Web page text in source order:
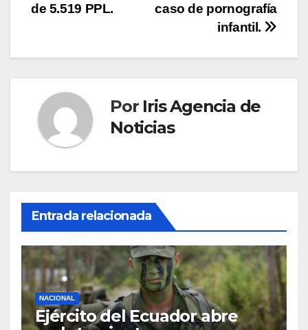
entradas
caso de pornografía
infantil.
de 5.519 PPL.
Por Iris Agencia de
Noticias
Entrada relacionada
NACIONAL
Ejército del Ecuador abre